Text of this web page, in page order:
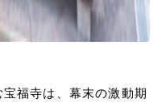
福寺は、幕末の激動期